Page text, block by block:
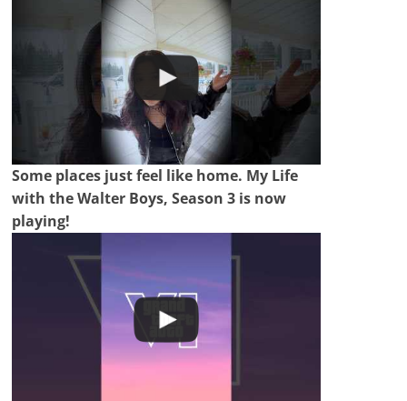
Some places just feel like home. My Life
with the Walter Boys, Season 3 is now
playing!